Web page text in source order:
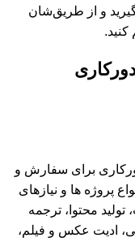
و از طریق‌شان
برای سفارش و
پروژه ها و نیازهای
محتوا، ترجمه
ادیت عکس و فیلم،